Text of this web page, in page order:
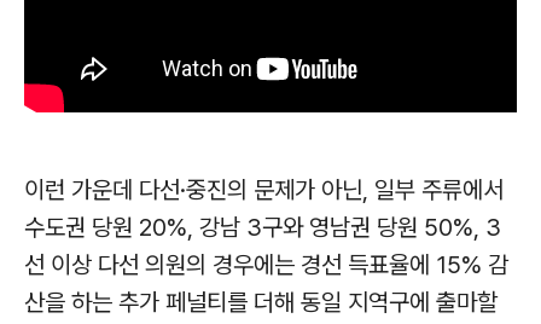
이런 가운데 다선·중진의 문제가 아닌, 일부 주류에서
수도권 당원 20%, 강남 3구와 영남권 당원 50%, 3
선 이상 다선 의원의 경우에는 경선 득표율에 15% 감
산을 하는 추가 페널티를 더해 동일 지역구에 출마할